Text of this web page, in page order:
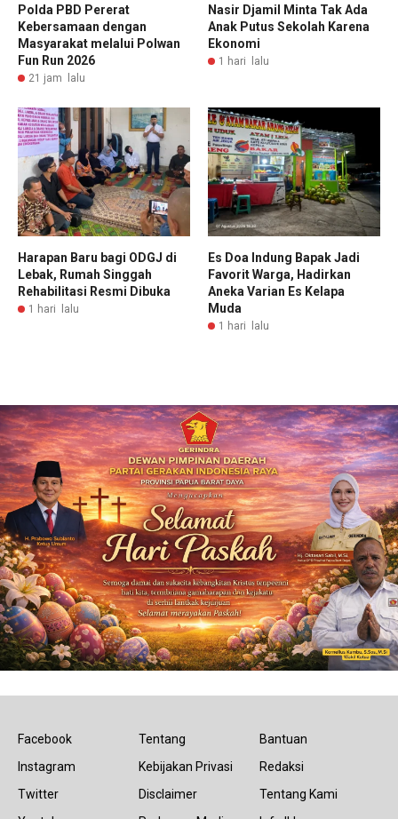
Polda PBD Pererat
Kebersamaan dengan
Masyarakat melalui Polwan
Fun Run 2026
21 jam lalu
Nasir Djamil Minta Tak Ada
Anak Putus Sekolah Karena
Ekonomi
1 hari lalu
Harapan Baru bagi ODGJ di
Lebak, Rumah Singgah
Rehabilitasi Resmi Dibuka
1 hari lalu
Es Doa Indung Bapak Jadi
Favorit Warga, Hadirkan
Aneka Varian Es Kelapa
Muda
1 hari lalu
Facebook
Instagram
Twitter
Tentang
Kebijakan Privasi
Disclaimer
Bantuan
Redaksi
Tentang Kami